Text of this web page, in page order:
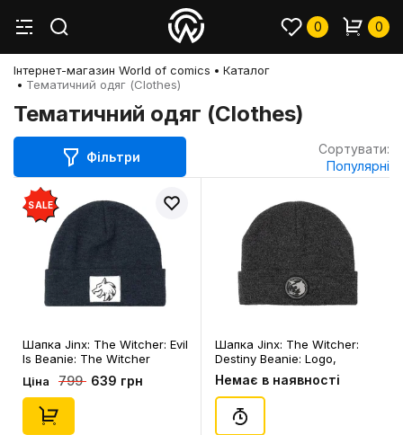
0 0
Інтернет-магазин World of comics
Каталог
Тематичний одяг (Clothes)
Тематичний одяг (Clothes)
Фільтри
Сортувати:
Популярні
SALE
Шапка Jinx: The Witcher: Evil
Is Beanie: The Witcher
Medallion, (314662)
Ціна 799 639 грн
Шапка Jinx: The Witcher:
Destiny Beanie: Logo,
(315069)
Немає в наявності